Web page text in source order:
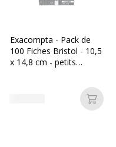
Quantité incluse
Caractéristiques
Exacompta - Pack de
100 Fiches Bristol - 10,5
x 14,8 cm - petits